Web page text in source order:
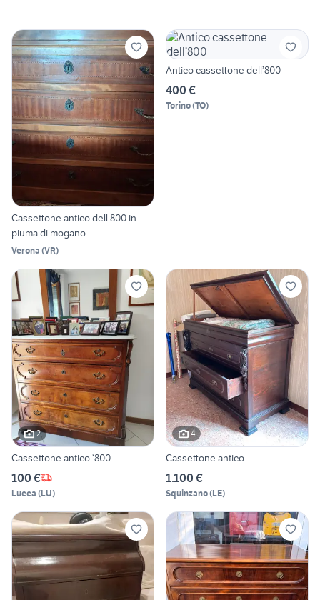
Cassettone antico dell'800 in
piuma di mogano
Verona (VR)
Antico cassettone dell’800
400 €
Torino(TO)
2
Cassettone antico ‘800
100 €
Lucca (LU)
4
Cassettone antico
1.100 €
Squinzano(LE)